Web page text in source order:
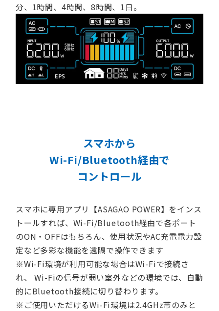
分、1時間、4時間、8時間、1日。
スマホから
Wi-Fi/Bluetooth経由で
コントロール
スマホに専用アプリ【ASAGAO POWER】をインス
トールすれば、Wi-Fi/Bluetooth経由で各ポート
のON・OFFはもちろん、使用状況やAC充電電力設
定など多彩な機能を遠隔で操作できます
※Wi-Fi環境が利用可能な場合はWi-Fiで接続さ
れ、 Wi-Fiの信号が弱い室外などの環境では、自動
的にBluetooth接続に切り替わります。
※ご使用いただけるWi-Fi環境は2.4GHz帯のみと